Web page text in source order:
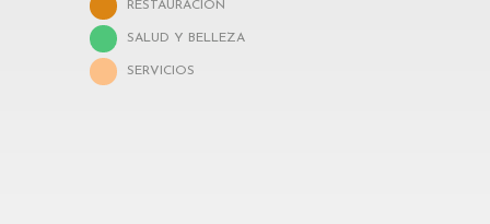
RESTAURACIÓN
SALUD Y BELLEZA
SERVICIOS